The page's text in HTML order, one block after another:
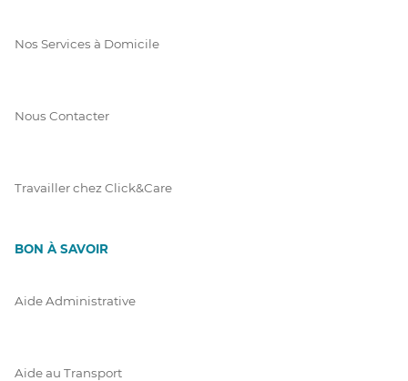
Nos Services à Domicile
Nous Contacter
Travailler chez Click&Care
BON À SAVOIR
Aide Administrative
Aide au Transport